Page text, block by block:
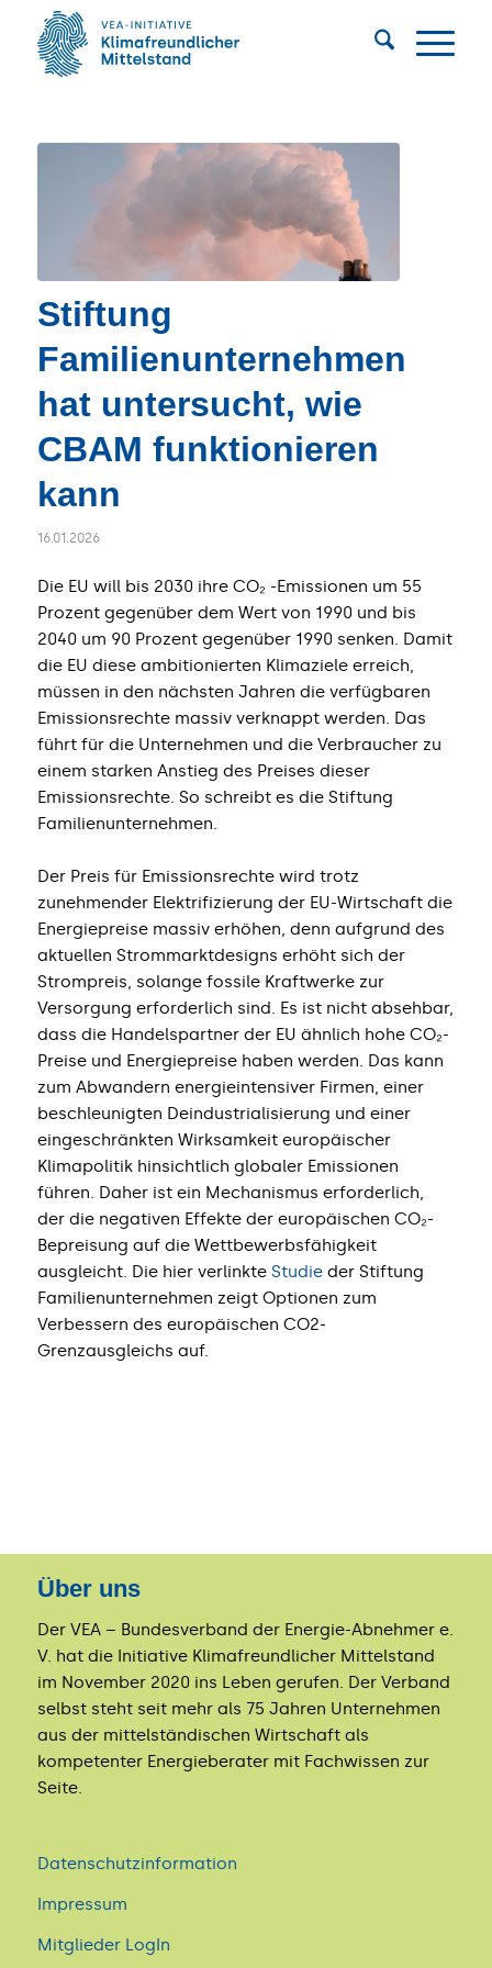
Stiftung
Familienunternehmen
hat untersucht, wie
CBAM funktionieren
kann
16.01.2026
Die EU will bis 2030 ihre CO₂ -Emissionen um 55
Prozent gegenüber dem Wert von 1990 und bis
2040 um 90 Prozent gegenüber 1990 senken. Damit
die EU diese ambitionierten Klimaziele erreich,
müssen in den nächsten Jahren die verfügbaren
Emissionsrechte massiv verknappt werden. Das
führt für die Unternehmen und die Verbraucher zu
einem starken Anstieg des Preises dieser
Emissionsrechte. So schreibt es die Stiftung
Familienunternehmen.
Der Preis für Emissionsrechte wird trotz
zunehmender Elektrifizierung der EU-Wirtschaft die
Energiepreise massiv erhöhen, denn aufgrund des
aktuellen Strommarktdesigns erhöht sich der
Strompreis, solange fossile Kraftwerke zur
Versorgung erforderlich sind. Es ist nicht absehbar,
dass die Handelspartner der EU ähnlich hohe CO₂-
Preise und Energiepreise haben werden. Das kann
zum Abwandern energieintensiver Firmen, einer
beschleunigten Deindustrialisierung und einer
eingeschränkten Wirksamkeit europäischer
Klimapolitik hinsichtlich globaler Emissionen
führen. Daher ist ein Mechanismus erforderlich,
der die negativen Effekte der europäischen CO₂-
Bepreisung auf die Wettbewerbsfähigkeit
ausgleicht. Die hier verlinkte Studieder Stiftung
Familienunternehmen zeigt Optionen zum
Verbessern des europäischen CO2-
Grenzausgleichs auf.
Über uns
Der VEA – Bundesverband der Energie-Abnehmer e.
V. hat die Initiative Klimafreundlicher Mittelstand
im November 2020 ins Leben gerufen. Der Verband
selbst steht seit mehr als 75 Jahren Unternehmen
aus der mittelständischen Wirtschaft als
kompetenter Energieberater mit Fachwissen zur
Seite.
Datenschutzinformation
Impressum
Mitglieder LogIn